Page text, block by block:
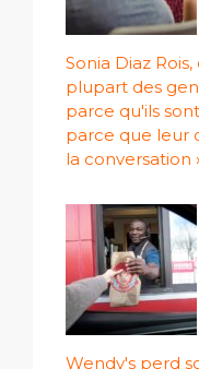
Sonia Diaz
plupart des
parce qu'ils
parce que leur
la conversation
Wendy's perd